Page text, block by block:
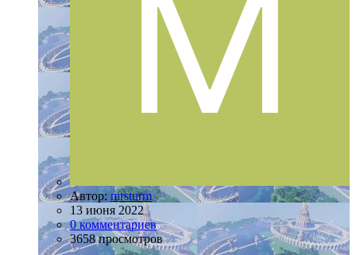
Автор: mrsturm
13 июня 2022
0 комментариев
3658 просмотров